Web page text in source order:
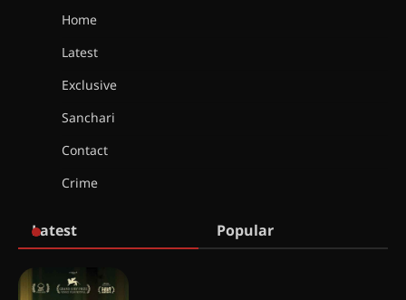
Home
Latest
Exclusive
Sanchari
Contact
Crime
Latest Popular